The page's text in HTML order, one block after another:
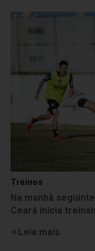
Treinos
Na manhã
Ceará inicia
Leia mais